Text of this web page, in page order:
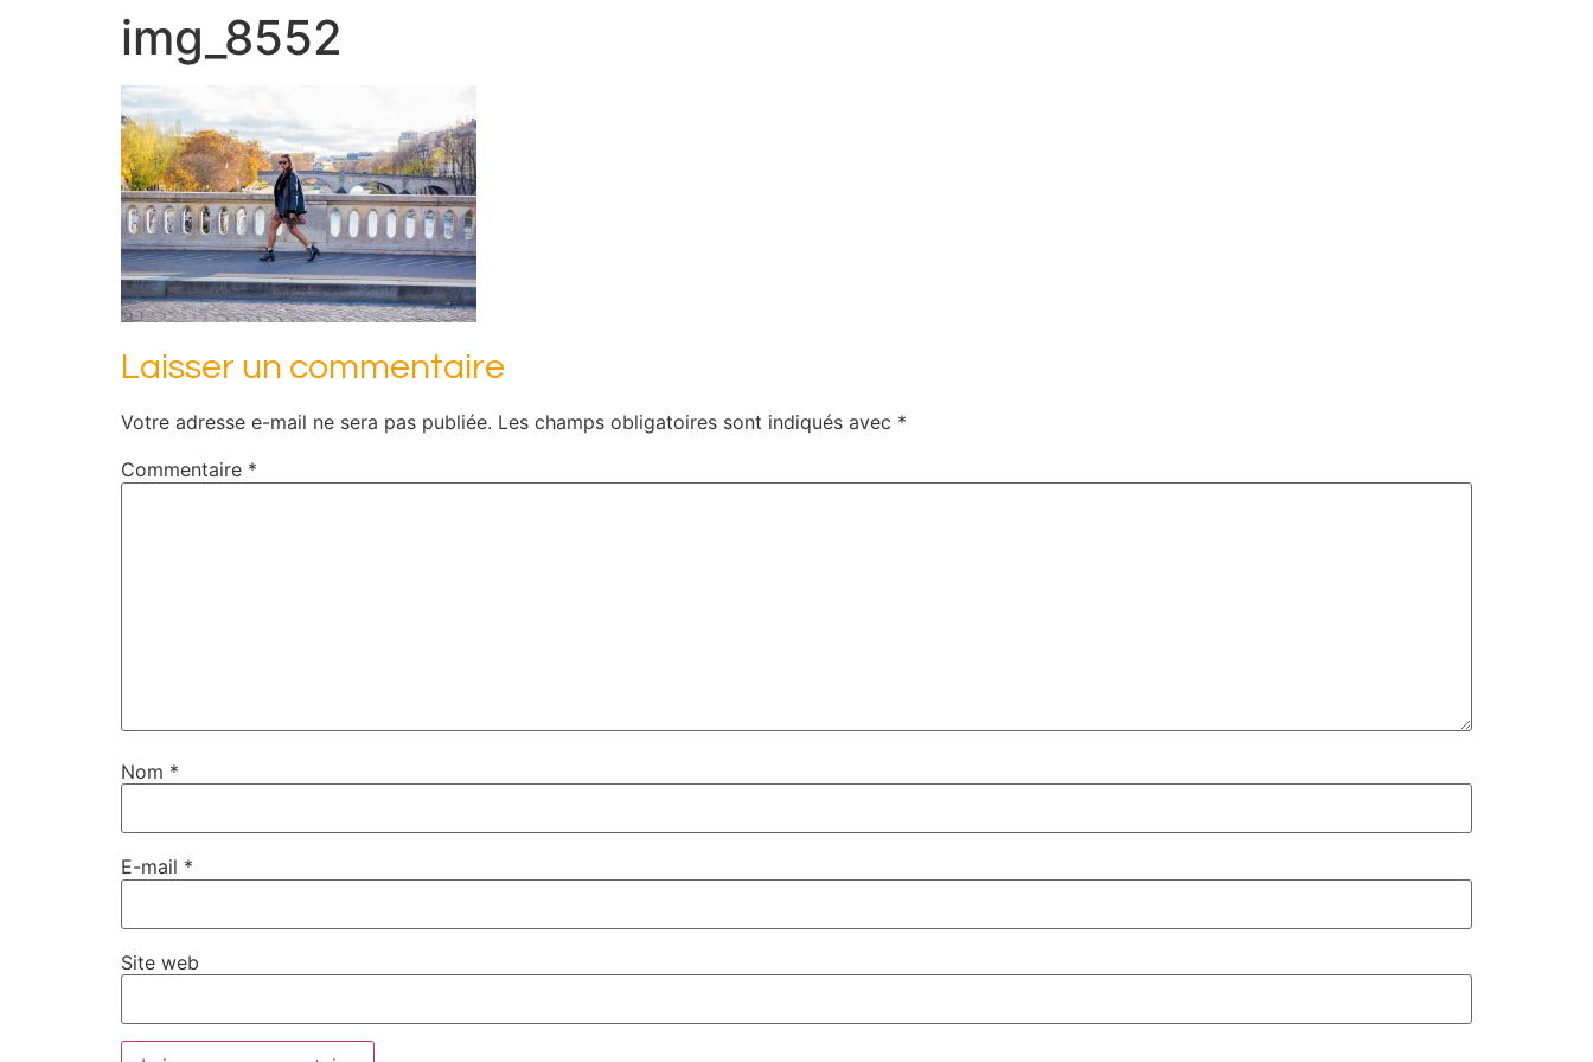
img_8552
Laisser un commentaire
Votre adresse e-mail ne sera pas publiée. Les champs obligatoires sont indiqués avec *
Commentaire *
Nom *
E-mail *
Site web